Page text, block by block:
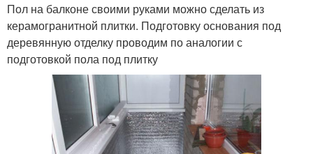
Пол на балконе своими руками можно сделать из
керамогранитной плитки. Подготовку основания под
деревянную отделку проводим по аналогии с
подготовкой пола под плитку